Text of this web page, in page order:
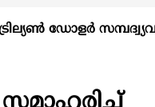
ഡോളര്‍